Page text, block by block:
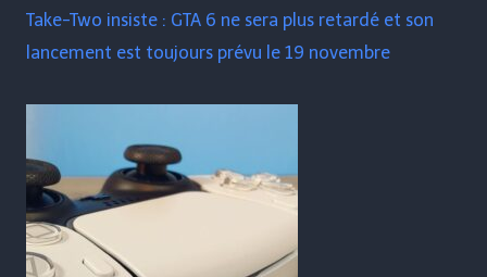
Take-Two insiste : GTA 6 ne sera plus retardé et son
lancement est toujours prévu le 19 novembre